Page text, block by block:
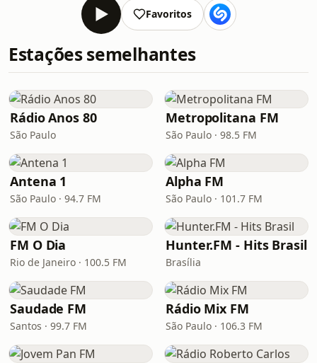
Favoritos
Estações semelhantes
Rádio Anos 80
São Paulo
Metropolitana FM
São Paulo · 98.5 FM
Antena 1
São Paulo · 94.7 FM
Alpha FM
São Paulo · 101.7 FM
FM O Dia
Rio de Janeiro · 100.5 FM
Hunter.FM - Hits Brasil
Brasília
Saudade FM
Santos · 99.7 FM
Rádio Mix FM
São Paulo · 106.3 FM